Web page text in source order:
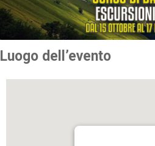
Luogo dell’evento